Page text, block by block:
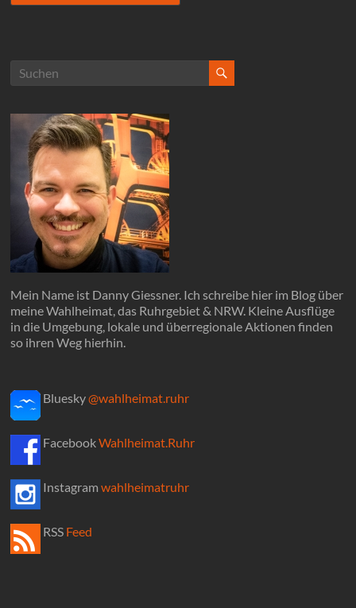
Mein Name ist Danny Giessner. Ich schreibe hier im Blog über
meine Wahlheimat, das Ruhrgebiet & NRW. Kleine Ausflüge
in die Umgebung, lokale und überregionale Aktionen finden
so ihren Weg hierhin.
Bluesky@wahlheimat.ruhr
FacebookWahlheimat.Ruhr
Instagramwahlheimatruhr
RSS Feed